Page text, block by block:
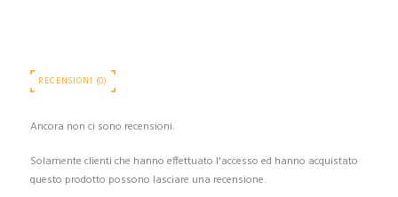
RECENSIONI (0)
Ancora non ci sono recensioni.
Solamente clienti che hanno effettuato l'accesso ed hanno acquistato
questo prodotto possono lasciare una recensione.